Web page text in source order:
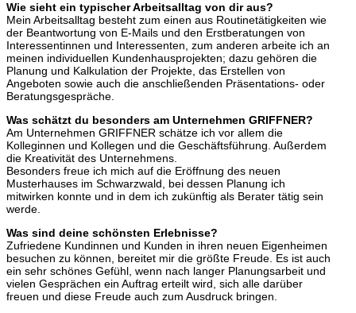
Wie sieht ein typischer Arbeitsalltag von dir aus?
Mein Arbeitsalltag besteht zum einen aus Routinetätigkeiten wie
der Beantwortung von E-Mails und den Erstberatungen von
Interessentinnen und Interessenten, zum anderen arbeite ich an
meinen individuellen Kundenhausprojekten; dazu gehören die
Planung und Kalkulation der Projekte, das Erstellen von
Angeboten sowie auch die anschließenden Präsentations- oder
Beratungsgespräche.
Was schätzt du besonders am Unternehmen GRIFFNER?
Am Unternehmen GRIFFNER schätze ich vor allem die
Kolleginnen und Kollegen und die Geschäftsführung. Außerdem
die Kreativität des Unternehmens.
Besonders freue ich mich auf die Eröffnung des neuen
Musterhauses im Schwarzwald, bei dessen Planung ich
mitwirken konnte und in dem ich zukünftig als Berater tätig sein
werde.
Was sind deine schönsten Erlebnisse?
Zufriedene Kundinnen und Kunden in ihren neuen Eigenheimen
besuchen zu können, bereitet mir die größte Freude. Es ist auch
ein sehr schönes Gefühl, wenn nach langer Planungsarbeit und
vielen Gesprächen ein Auftrag erteilt wird, sich alle darüber
freuen und diese Freude auch zum Ausdruck bringen.